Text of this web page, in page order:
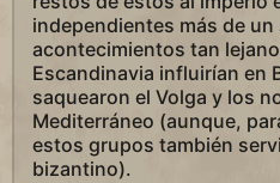
independientes más de
acontecimientos tan
Escandinavia influirían en
saquearon el Volga y los
Mediterráneo (aunque,
estos grupos también
bizantino).